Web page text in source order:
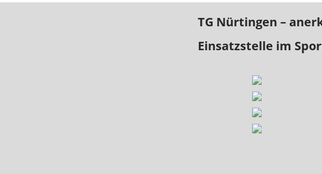
TG Nürtingen –
Einsatzstelle im